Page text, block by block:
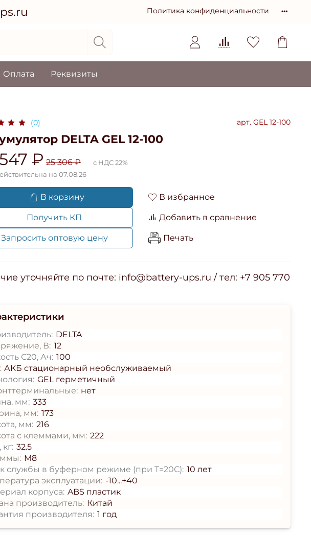
Политика конфиденциальности
Оплата Реквизиты
(0) арт. GEL 12-100
DELTA GEL 12-100
₽ 25 306 ₽
с НДС 22%
на 07.08.26
В корзину
Получить КП
Запросить оптовую цену
В избранное
Добавить в сравнение
Печать
уточняйте по почте: info@battery-ups.ru / тел: +7 905 770
DELTA
В: 12
С20, Ач: 100
АКБ стационарный необслуживаемый
GEL герметичный
нет
мм: 333
мм: 173
мм: 216
с клеммами, мм: 222
кг: 32.5
M8
службы в буферном режиме (при T=20С): 10 лет
эксплуатации: -10...+40
корпуса: ABS пластик
производитель: Китай
производителя: 1 год